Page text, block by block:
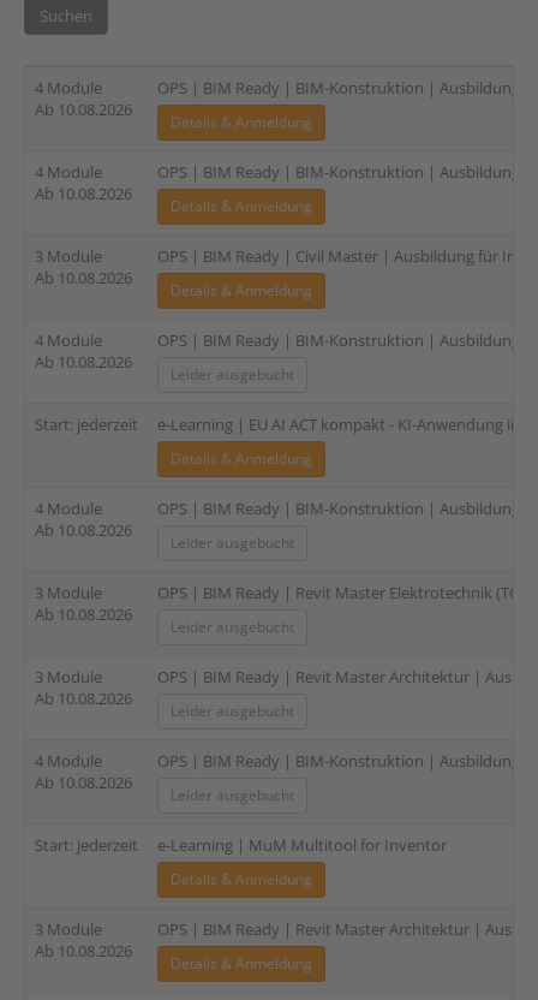
Suchen
4 Module
Ab 10.08.2026
OPS | BIM Ready | BIM-Konstruktion | Ausbildung
Details & Anmeldung
4 Module
Ab 10.08.2026
OPS | BIM Ready | BIM-Konstruktion | Ausbildung
Details & Anmeldung
3 Module
Ab 10.08.2026
OPS | BIM Ready | Civil Master | Ausbildung für
Details & Anmeldung
4 Module
Ab 10.08.2026
OPS | BIM Ready | BIM-Konstruktion | Ausbildung
Leider ausgebucht
Start: jederzeit e-Learning | EU AI ACT kompakt - KI-Anwendung in
Details & Anmeldung
4 Module
Ab 10.08.2026
OPS | BIM Ready | BIM-Konstruktion | Ausbildung
Leider ausgebucht
3 Module
Ab 10.08.2026
OPS | BIM Ready | Revit Master Elektrotechnik
Leider ausgebucht
3 Module
Ab 10.08.2026
OPS | BIM Ready | Revit Master Architektur |
Leider ausgebucht
4 Module
Ab 10.08.2026
OPS | BIM Ready | BIM-Konstruktion | Ausbildung
Leider ausgebucht
Start: jederzeit e-Learning | MuM Multitool for Inventor
Details & Anmeldung
3 Module
Ab 10.08.2026
OPS | BIM Ready | Revit Master Architektur |
Details & Anmeldung